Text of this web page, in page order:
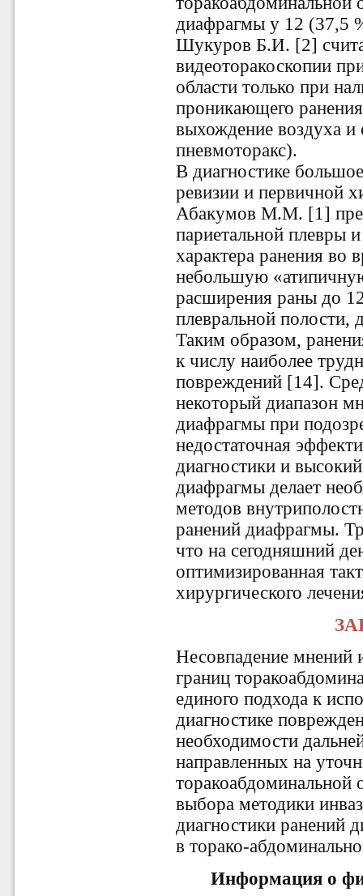
диафрагмы у 12 (37,5
Шукуров Б.И. [2]
видеоторакоскопии
области только при
проникающего
выхождение воздуха и
пневмоторакс).
В диагностике
ревизии и первичной
Абакумов М.М. [1]
париетальной плевры
характера ранения во
небольшую
расширения раны до
плевральной полости,
Таким образом,
к числу наиболее
повреждений [14].
некоторый диапазон
диафрагмы при
недостаточная
диагностики и
диафрагмы делает
методов
ранений диафрагмы.
что на сегодняшний
оптимизированная
хирургического
Несовпадение мнений
границ
единого подхода к
диагностике
необходимости
направленных на
торакоабдоминальной
выбора методики
диагностики ранений
в торако-
Информация о